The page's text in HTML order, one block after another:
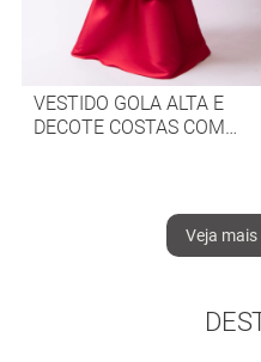
VESTIDO GOLA ALTA E
DECOTE COSTAS COM
Veja mais